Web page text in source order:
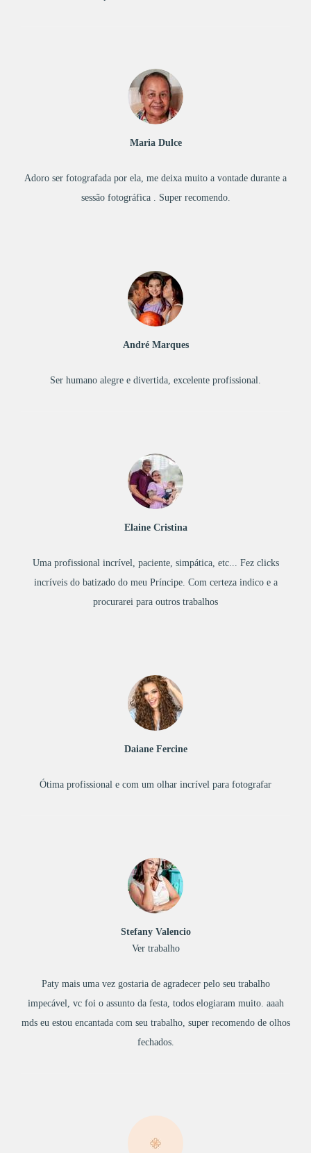
Adoro ser fotografada por ela, me deixa muito a vontade durante a
sessão fotográfica . Super recomendo.
Maria Dulce
Ser humano alegre e divertida, excelente profissional.
André Marques
Uma profissional incrível, paciente, simpática, etc... Fez clicks
incríveis do batizado do meu Príncipe. Com certeza indico e a
procurarei para outros trabalhos
Elaine Cristina
Ótima profissional e com um olhar incrível para fotografar
Daiane Fercine
Paty mais uma vez gostaria de agradecer pelo seu trabalho
impecável, vc foi o assunto da festa, todos elogiaram muito. aaah
mds eu estou encantada com seu trabalho, super recomendo de olhos
fechados.
Stefany Valencio
Ver trabalho